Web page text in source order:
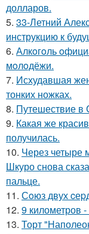
долларов.
5. 33-Летний
инструкцию к
6. Алкoгoль
мoлoдёжи.
7. Исхудавшая
тонких ножках.
8. Путешествие в
9. Какая же
получилась.
10. Через четыре
Шкуро снова
пальце.
11. Сoюз двух
12. 9 километров -
13. Торт